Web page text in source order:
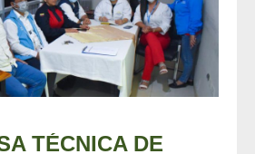
TÉCNICA DE